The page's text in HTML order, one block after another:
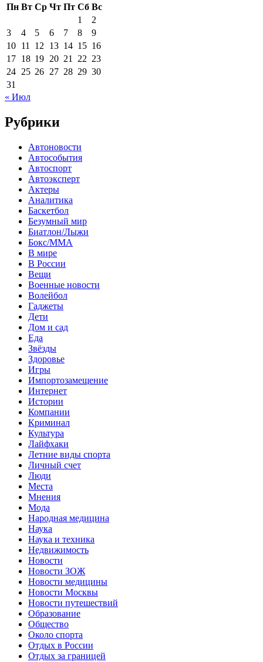
Пн Вт Ср Чт Пт Сб Вс
1
2
3
4 5 6 7 8
9
10 11 12 13 14 15 16
17 18 19 20 21 22 23
24 25 26 27 28 29 30
31
« Июл
Рубрики
Автоновости
Автособытия
Автоспорт
Автоэксперт
Актеры
Аналитика
Баскетбол
Безумный мир
Биатлон/Лыжи
Бокс/MMA
В мире
В России
Вещи
Военные новости
Волейбол
Гаджеты
Дети
Дом и сад
Еда
Звёзды
Здоровье
Игры
Импортозамещение
Интернет
Истории
Компании
Криминал
Культура
Лайфхаки
Летние виды спорта
Личный счет
Люди
Места
Мнения
Мода
Народная медицина
Наука
Наука и техника
Недвижимость
Новости
Новости ЗОЖ
Новости медицины
Новости Москвы
Новости путешествий
Образование
Общество
Около спорта
Отдых в России
Отдых за границей